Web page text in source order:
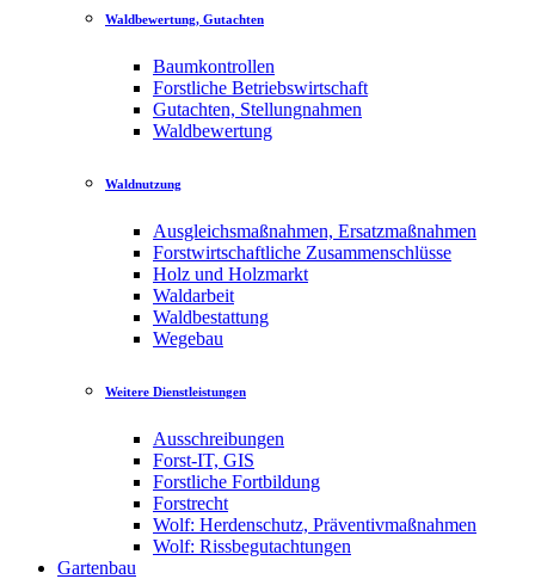
Waldbewertung, Gutachten
Baumkontrollen
Forstliche Betriebswirtschaft
Gutachten, Stellungnahmen
Waldbewertung
Waldnutzung
Ausgleichsmaßnahmen, Ersatzmaßnahmen
Forstwirtschaftliche Zusammenschlüsse
Holz und Holzmarkt
Waldarbeit
Waldbestattung
Wegebau
Weitere Dienstleistungen
Ausschreibungen
Forst-IT, GIS
Forstliche Fortbildung
Forstrecht
Wolf: Herdenschutz, Präventivmaßnahmen
Wolf: Rissbegutachtungen
Gartenbau